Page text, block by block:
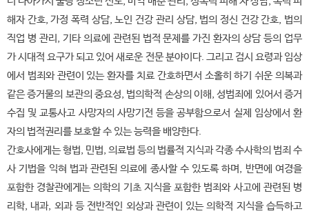
해자 간호, 가정 폭력 상담, 노인 건강 관리 상담, 법의 정신 건강 간호, 법의
직업 병 관리, 기타 의료에 관련된 법적 문제를 가진 환자의 상담 등의 업무
가 시대적 요구가 되고 있어 새로운 전문 분야이다. 그리고 검시 요령과 임상
에서 범죄와 관련이 있는 환자를 치료 간호하면서 소홀히 하기 쉬운 의복과
같은 증거물의 보관의 중요성, 법의학적 손상의 이해, 성범죄에 있어서 증거
수집 및 교통사고 사망자의 사망기전 등을 공부함으로서 실제 임상에서 환
자의 법적권리를 보호할 수 있는 능력을 배양한다.
간호사에게는 형법, 민법, 의료법 등의 법률적 지식과 각종 수사학의 범죄 수
사 기법을 익혀 법과 관련된 의료에 종사할 수 있도록 하며, 반면에 여경을
포함한 경찰관에게는 의학의 기초 지식을 포함한 범죄와 사고에 관련된 병
리학, 내과, 외과 등 전반적인 외상과 관련이 있는 의학적 지식을 습득하고